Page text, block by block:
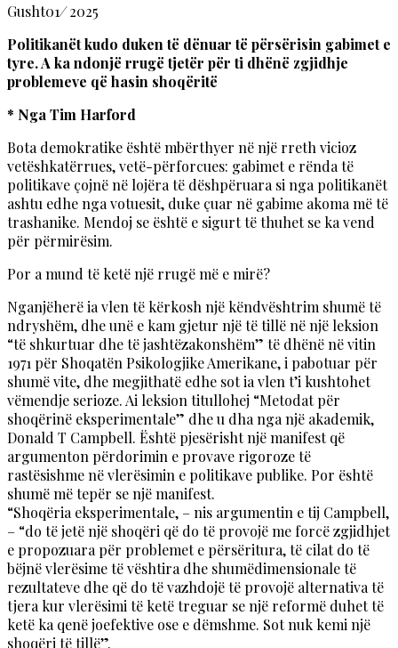
Gusht01/2025
Politikanët kudo duken të dënuar të përsërisin gabimet e
tyre. A ka ndonjë rrugë tjetër për ti dhënë zgjidhje
problemeve që hasin shoqëritë
* Nga Tim Harford
Bota demokratike është mbërthyer në një rreth vicioz
vetëshkatërrues, vetë-përforcues: gabimet e rënda të
politikave çojnë në lojëra të dëshpëruara si nga politikanët
ashtu edhe nga votuesit, duke çuar në gabime akoma më të
trashanike. Mendoj se është e sigurt të thuhet se ka vend
për përmirësim.
Por a mund të ketë një rrugë më e mirë?
Nganjëherë ia vlen të kërkosh një këndvështrim shumë të
ndryshëm, dhe unë e kam gjetur një të tillë në një leksion
“të shkurtuar dhe të jashtëzakonshëm” të dhënë në vitin
1971 për Shoqatën Psikologjike Amerikane, i pabotuar për
shumë vite, dhe megjithatë edhe sot ia vlen t’i kushtohet
vëmendje serioze. Ai leksion titullohej “Metodat për
shoqërinë eksperimentale” dhe u dha nga një akademik,
Donald T Campbell. Është pjesërisht një manifest që
argumenton përdorimin e provave rigoroze të
rastësishme në vlerësimin e politikave publike. Por është
shumë më tepër se një manifest.
“Shoqëria eksperimentale, – nis argumentin e tij Campbell,
– “do të jetë një shoqëri që do të provojë me forcë zgjidhjet
e propozuara për problemet e përsëritura, të cilat do të
bëjnë vlerësime të vështira dhe shumëdimensionale të
rezultateve dhe që do të vazhdojë të provojë alternativa të
tjera kur vlerësimi të ketë treguar se një reformë duhet të
ketë ka qenë joefektive ose e dëmshme. Sot nuk kemi një
shoqëri të tillë”.